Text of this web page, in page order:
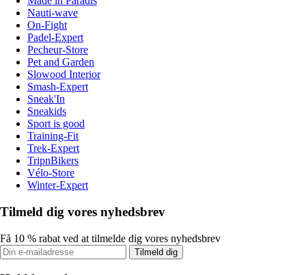
Nauti-wave
On-Fight
Padel-Expert
Pecheur-Store
Pet and Garden
Slowood Interior
Smash-Expert
Sneak'In
Sneakids
Sport is good
Training-Fit
Trek-Expert
TripnBikers
Vélo-Store
Winter-Expert
Tilmeld dig vores nyhedsbrev
Få 10 % rabat ved at tilmelde dig vores nyhedsbrev
Tilmeld dig